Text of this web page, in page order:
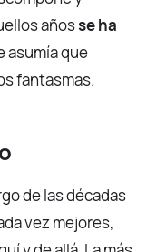
añosse ha
asumía que
fantasmas.
de las décadas
vez mejores,